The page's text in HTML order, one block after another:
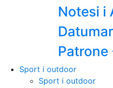
Notesi i
Patrone
Sport i outdoor
Sport i outdoor